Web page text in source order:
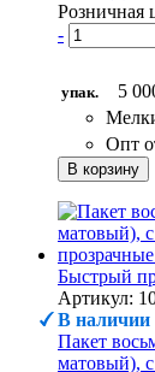
Розничная
-
упак.
5
Опт
В корзину
Быстрый
Артикул:
В наличии
Пакет
матовый),